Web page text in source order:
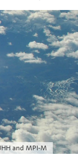
and MPI-M